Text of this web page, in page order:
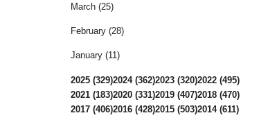
March (25)
February (28)
January (11)
2025 (329)2024 (362)2023 (320)2022 (495)
2021 (183)2020 (331)2019 (407)2018 (470)
2017 (406)2016 (428)2015 (503)2014 (611)